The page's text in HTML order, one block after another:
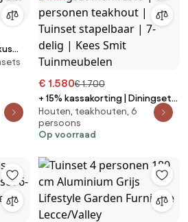
-
€ 1.580€ 1.700
+ 15% kassakorting | Diningset
Manifesto | 6 personen
teakhout | Tuinset stapelbaar |
7-delig | Kees Smit
Houten, teakhouten, 6
persoons
Op voorraad